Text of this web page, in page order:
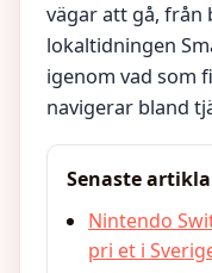
vägar att gå, från
lokaltidningen
igenom vad som
navigerar bland
Senaste
Nintendo
pri et i